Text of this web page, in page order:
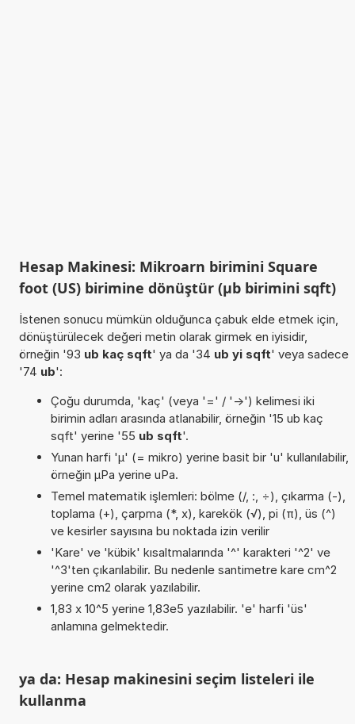
Hesap Makinesi: Mikroarn birimini Square
foot (US) birimine dönüştür (µb birimini sqft)
İstenen sonucu mümkün olduğunca çabuk elde etmek için,
dönüştürülecek değeri metin olarak girmek en iyisidir,
örneğin '93 ub kaç sqft' ya da '34 ub yi sqft' veya sadece
'74 ub':
Çoğu durumda, 'kaç' (veya '=' / '->') kelimesi iki
birimin adları arasında atlanabilir, örneğin '15 ub kaç
sqft' yerine '55 ub sqft'.
Yunan harfi 'µ' (= mikro) yerine basit bir 'u' kullanılabilir,
örneğin µPa yerine uPa.
Temel matematik işlemleri: bölme (/, :, ÷), çıkarma (-),
toplama (+), çarpma (*, x), karekök (√), pi (π), üs (^)
ve kesirler sayısına bu noktada izin verilir
'Kare' ve 'kübik' kısaltmalarında '^' karakteri '^2' ve
'^3'ten çıkarılabilir. Bu nedenle santimetre kare cm^2
yerine cm2 olarak yazılabilir.
1,83 x 10^5 yerine 1,83e5 yazılabilir. 'e' harfi 'üs'
anlamına gelmektedir.
ya da: Hesap makinesini seçim listeleri ile
kullanma